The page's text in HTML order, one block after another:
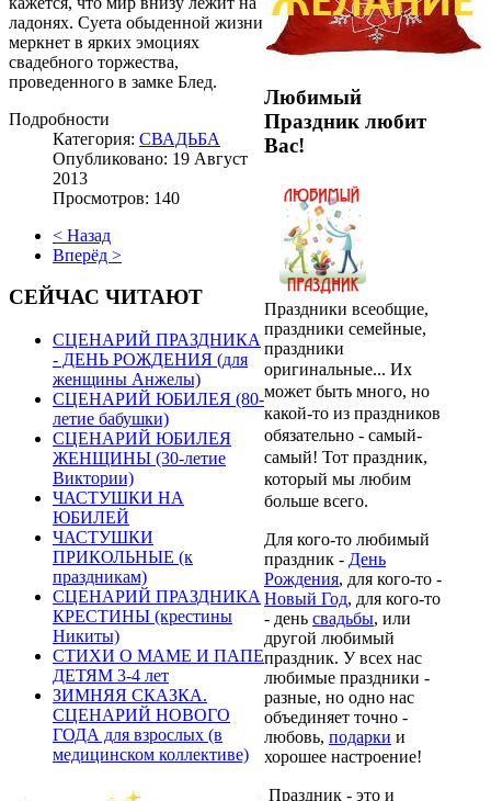
ладонях. Суета обыденной жизни
меркнет в ярких эмоциях
свадебного торжества,
проведенного в замке Блед.
Подробности
Категория: СВАДЬБА
Опубликовано: 19 Август
2013
Просмотров: 140
< Назад
Вперёд >
СЕЙЧАС ЧИТАЮТ
СЦЕНАРИЙ ПРАЗДНИКА
- ДЕНЬ РОЖДЕНИЯ (для
женщины Анжелы)
СЦЕНАРИЙ ЮБИЛЕЯ (80-
летие бабушки)
СЦЕНАРИЙ ЮБИЛЕЯ
ЖЕНЩИНЫ (30-летие
Виктории)
ЧАСТУШКИ НА
ЮБИЛЕЙ
ЧАСТУШКИ
ПРИКОЛЬНЫЕ (к
праздникам)
СЦЕНАРИЙ ПРАЗДНИКА
КРЕСТИНЫ (крестины
Никиты)
СТИХИ О МАМЕ И ПАПЕ
ДЕТЯМ 3-4 лет
ЗИМНЯЯ СКАЗКА.
СЦЕНАРИЙ НОВОГО
ГОДА для взрослых (в
медицинском коллективе)
Любимый
Праздник любит
Вас!
Праздники всеобщие,
праздники семейные,
праздники
оригинальные... Их
может быть много, но
какой-то из праздников
обязательно - самый-
самый! Тот праздник,
который мы любим
больше всего.
Для кого-то любимый
праздник - День
Рождения, для кого-то -
Новый Год, для кого-то
- день свадьбы, или
другой любимый
праздник. У всех нас
любимые праздники -
разные, но одно нас
объединяет точно -
любовь, подарки и
хорошее настроение!
Праздник - это и